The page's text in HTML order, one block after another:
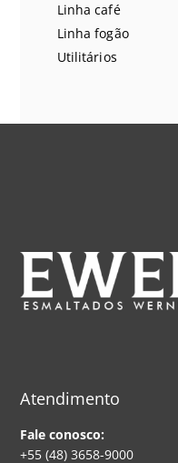
Linha café
Linha fogão
Utilitários
Atendimento
Fale conosco:
+55 (48) 3658-9000